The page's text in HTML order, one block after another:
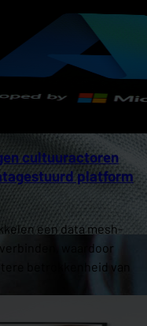
cultuuractoren
platform
een data mesh-
waardoor
betrokkenheid van